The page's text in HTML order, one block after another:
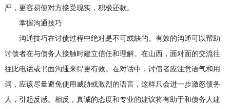
严，更容易使对方接受现实，积极还款。
掌握沟通技巧
沟通技巧在讨债过程中绝对是不可或缺的。有效的沟通可以帮助
讨债者在与债务人接触时建立信任和理解。在山西，面对面的交流往
往比电话或书面沟通来得更有效。在对话中，讨债者应注意语气和用
词，应该尽量避免使用威胁或激烈的语言，这样只会进一步激怒债务
人，引起反感。相反，真诚的态度和专业的建议将有助于和债务人建